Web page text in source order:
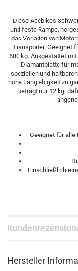
Diese Acebikes
und feste Rampe,
das Verladen von
Transporter. Geeignet
680 kg. Ausgestattet
Diamantplatte für
speziellen und
hohe Langlebigkeit zu
beträgt nur 12 kg,
Geeignet für alle
Einschließlich
Hersteller